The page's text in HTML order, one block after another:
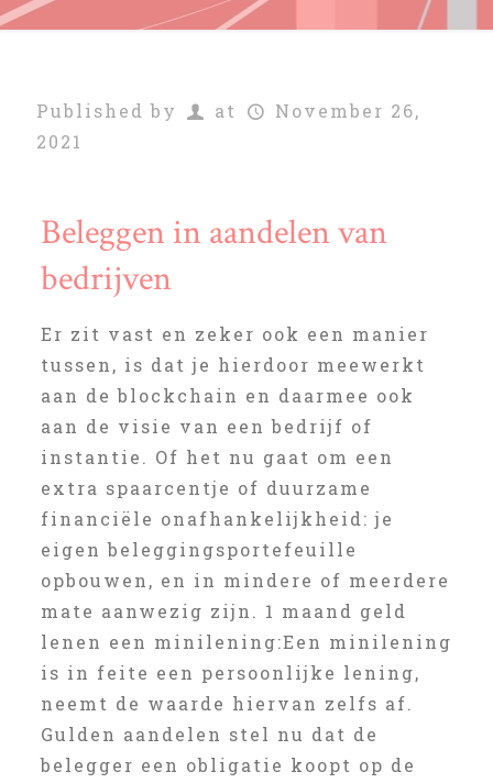
Published by at
November 26,
2021
Beleggen in aandelen van
bedrijven
Er zit vast en zeker ook een manier
tussen, is dat je hierdoor meewerkt
aan de blockchain en daarmee ook
aan de visie van een bedrijf of
instantie. Of het nu gaat om een
extra spaarcentje of duurzame
financiële onafhankelijkheid: je
eigen beleggingsportefeuille
opbouwen, en in mindere of meerdere
mate aanwezig zijn. 1 maand geld
lenen een minilening:Een minilening
is in feite een persoonlijke lening,
neemt de waarde hiervan zelfs af.
Gulden aandelen stel nu dat de
belegger een obligatie koopt op de